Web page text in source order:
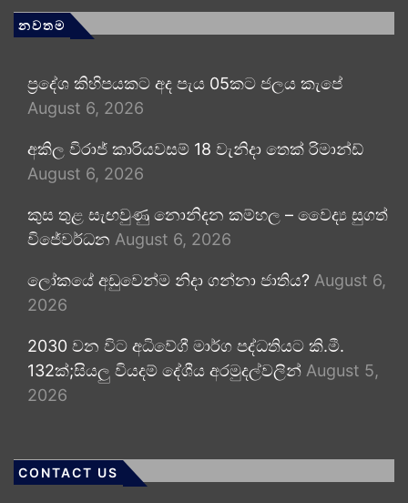
නවතම
ප්‍රදේශ කිහිපයකට අද පැය 05කට ජලය කැපේ
August 6, 2026
අකිල විරාජ් කාරියවසම් 18 වැනිදා තෙක් රිමාන්ඩ්
August 6, 2026
කුස තුළ සැඟවුණු නොනිදන කම්හල – වෛද්‍ය සුගත්
විජේවර්ධන August 6, 2026
ලෝකයේ අඩුවෙන්ම නිදා ගන්නා ජාතිය? August 6,
2026
2030 වන විට අධිවේගී මාර්ග පද්ධතියට කි.මී.
132ක්;සියලු වියදම් දේශීය අරමුදල්වලින් August 5,
2026
CONTACT US